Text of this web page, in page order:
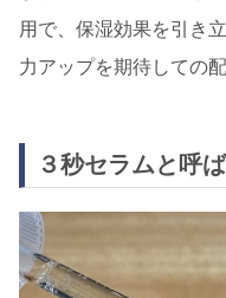
用で、保湿効果を引き
力アップを期待しての
３秒セラムと呼